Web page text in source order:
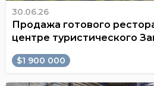
30.06.26
Продажа готового
центре туристического
$1 900 000